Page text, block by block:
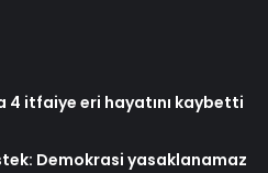
4 itfaiye eri hayatını kaybetti
Demokrasi yasaklanamaz